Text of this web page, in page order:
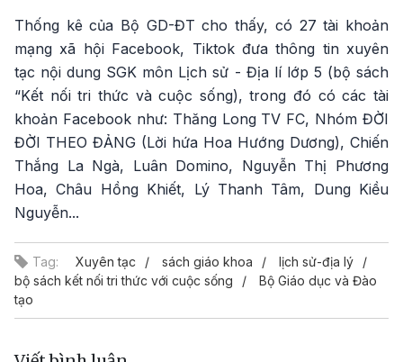
Thống kê của Bộ GD-ĐT cho thấy, có 27 tài khoản
mạng xã hội Facebook, Tiktok đưa thông tin xuyên
tạc nội dung SGK môn Lịch sử - Địa lí lớp 5 (bộ sách
“Kết nối tri thức và cuộc sống), trong đó có các tài
khoản Facebook như: Thăng Long TV FC, Nhóm ĐỜI
ĐỜI THEO ĐẢNG (Lời hứa Hoa Hướng Dương), Chiến
Thắng La Ngà, Luân Domino, Nguyễn Thị Phương
Hoa, Châu Hồng Khiết, Lý Thanh Tâm, Dung Kiều
Nguyễn...
Tag: Xuyên tạc sách giáo khoa
lịch sử-địa lý
bộ sách kết nối tri thức với cuộc sống
Bộ Giáo dục và Đào
tạo